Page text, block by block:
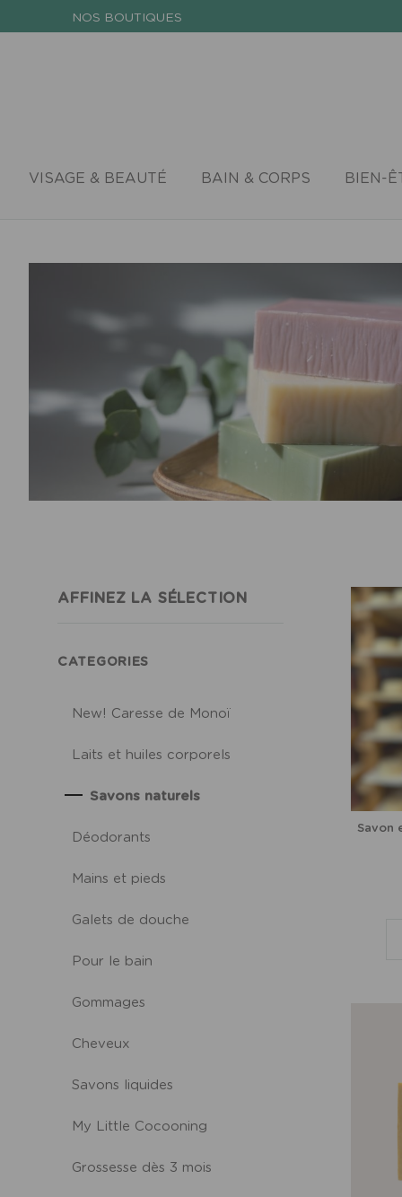
NOS BOUTIQUES
VISAGE & BEAUTÉ BAIN & CORPS BIEN-
AFFINEZ LA SÉLECTION
CATEGORIES
New! Caresse de Monoï
Laits et huiles corporels
Savons naturels
Déodorants
Mains et pieds
Galets de douche
Pour le bain
Gommages
Cheveux
Savons liquides
My Little Cocooning
Grossesse dès 3 mois
Savon